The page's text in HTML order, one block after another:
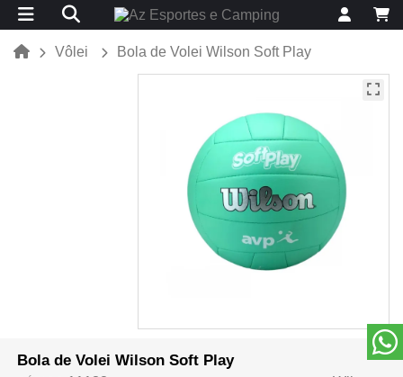
Vôlei Bola de Volei Wilson Soft Play
Bola de Volei Wilson Soft Play